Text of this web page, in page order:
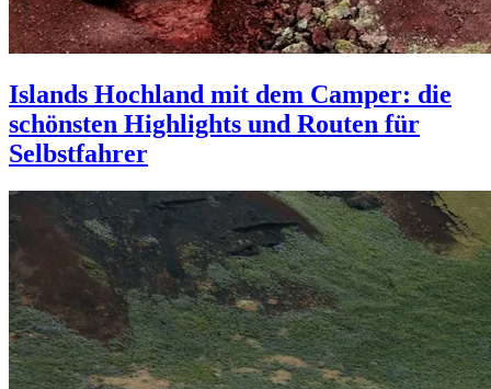
Islands Hochland mit dem Camper: die
schönsten Highlights und Routen für
Selbstfahrer